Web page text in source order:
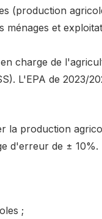
(production
ménages et
charge de
L'EPA de 2023/
la production
d'erreur de ±
;